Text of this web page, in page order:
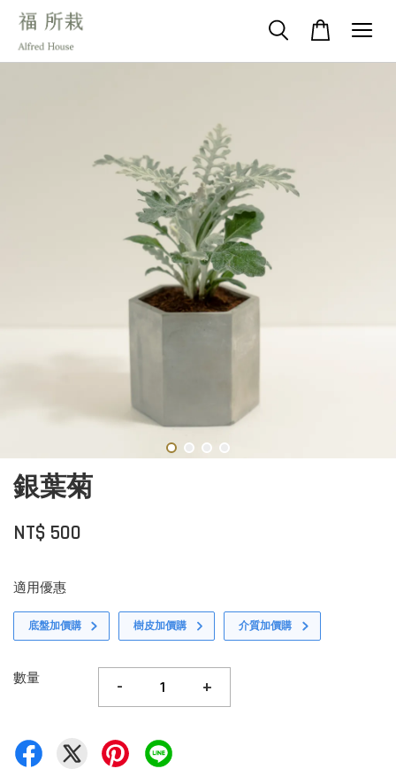
銀葉菊
NT$ 500
適用優惠
底盤加價購 樹皮加價購 介質加價購
數量 - +